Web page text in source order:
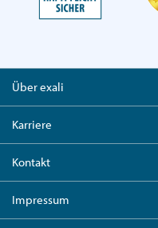
Über exali
Karriere
Kontakt
Impressum